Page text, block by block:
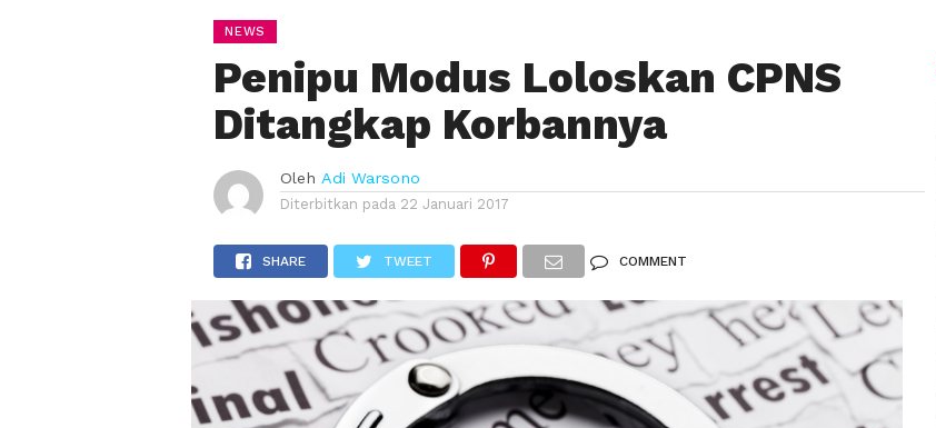
NEWS
Penipu Modus Loloskan CPNS
Ditangkap Korbannya
Oleh Adi Warsono
Diterbitkan pada 22 Januari 2017
SHARE TWEET COMMENT